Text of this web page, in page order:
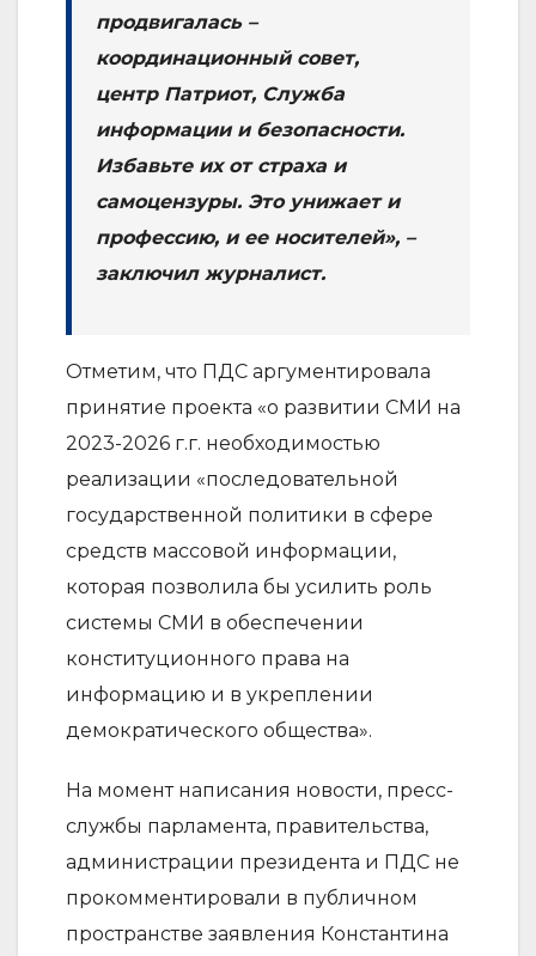
продвигалась –
координационный совет,
центр Патриот, Служба
информации и безопасности.
Избавьте их от страха и
самоцензуры. Это унижает и
профессию, и ее носителей», –
заключил журналист.
Отметим, что ПДС аргументировала
принятие проекта «о развитии СМИ на
2023-2026 г.г. необходимостью
реализации «последовательной
государственной политики в сфере
средств массовой информации,
которая позволила бы усилить роль
системы СМИ в обеспечении
конституционного права на
информацию и в укреплении
демократического общества».
На момент написания новости, пресс-
службы парламента, правительства,
администрации президента и ПДС не
прокомментировали в публичном
пространстве заявления Константина